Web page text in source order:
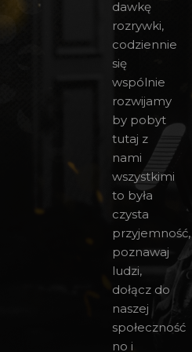
dawkę
rozrywki,
codziennie
się
wspólnie
rozwijamy
by pobyt
tutaj z
nami
wszystkimi
to była
czysta
przyjemność,
poznawaj
ludzi,
dołącz do
naszej
społeczność
no i